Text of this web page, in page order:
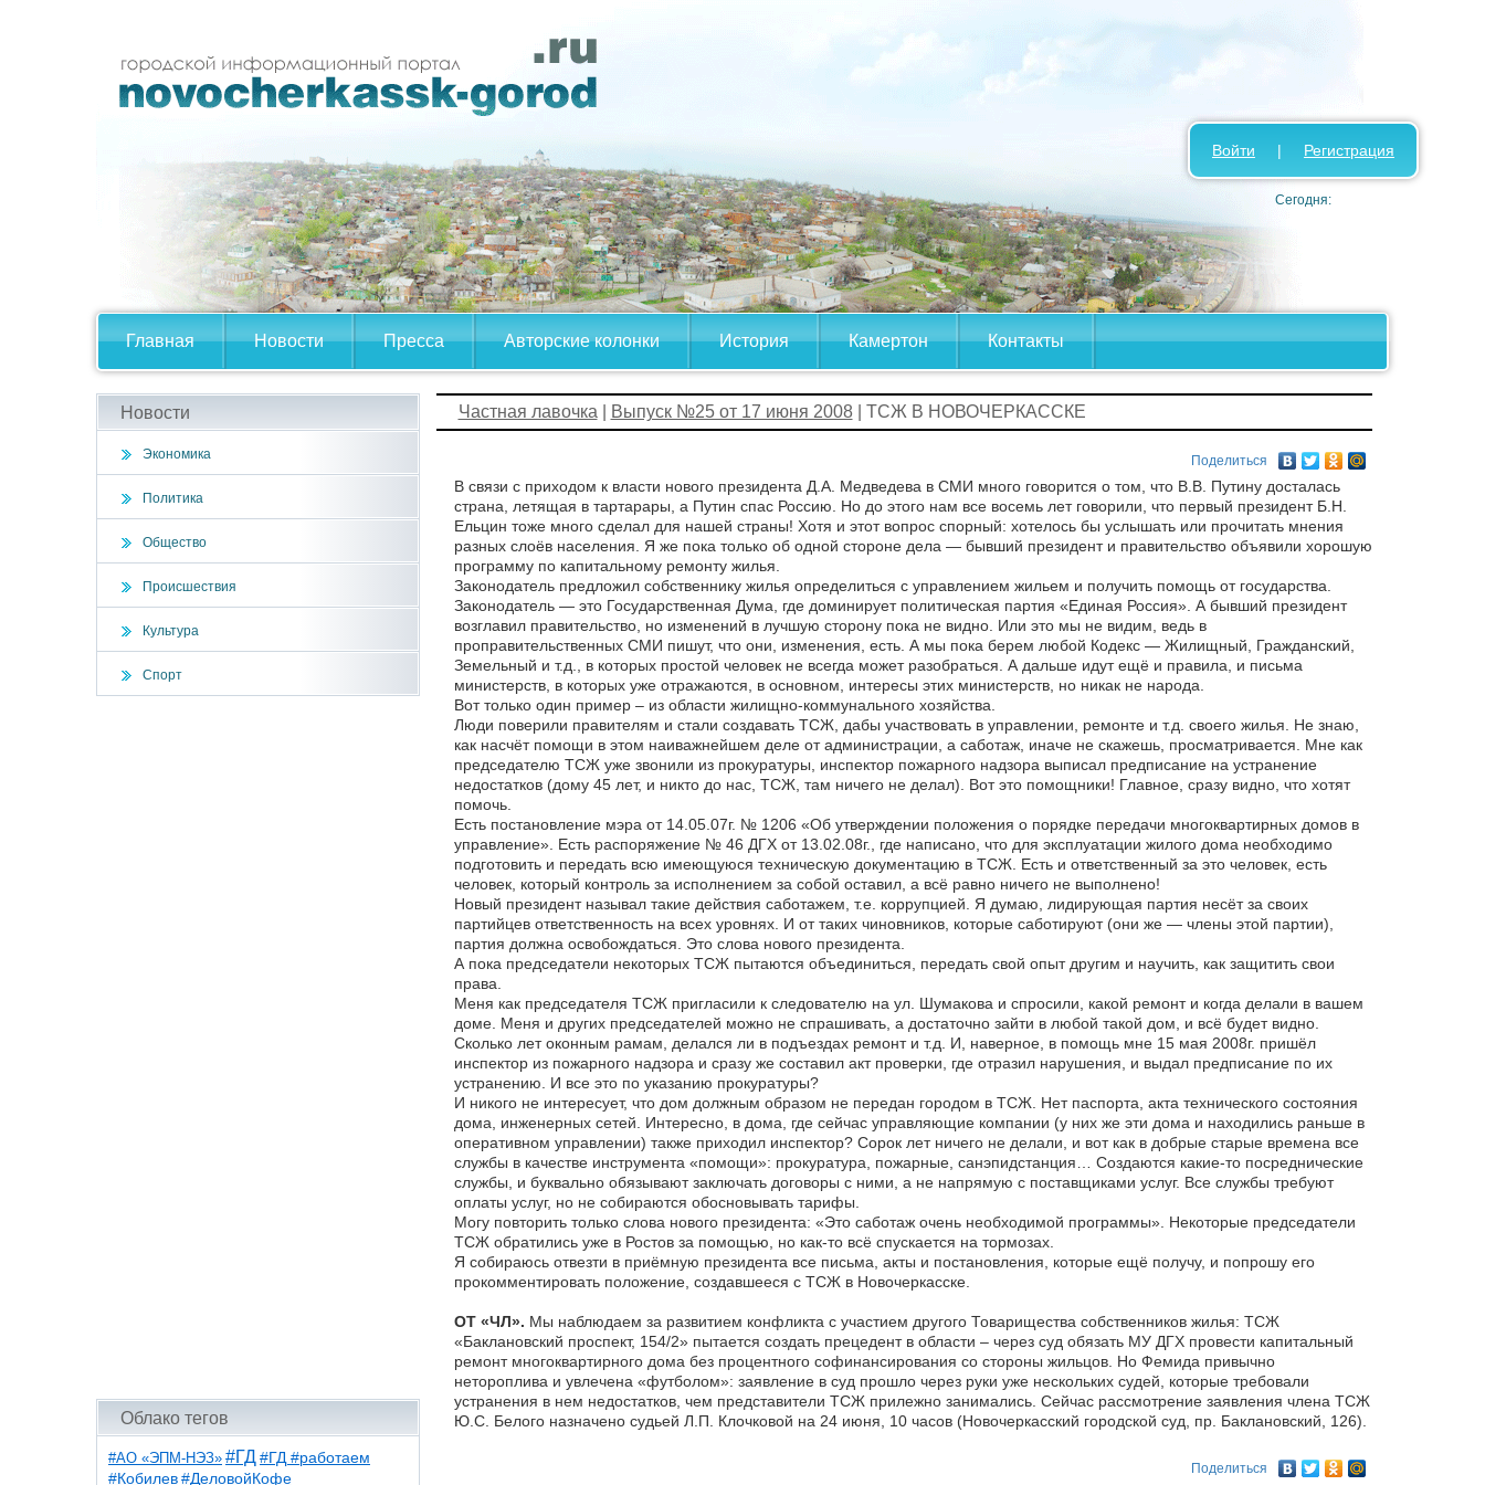
Главная Новости Пресса Авторские колонки История Камертон Контакты
Войти | Регистрация
Сегодня:
Новости
Экономика
Политика
Общество
Происшествия
Культура
Спорт
Облако тегов
#АО «ЭПМ-НЭЗ» #ГД #ГД #работаем
#Кобилев #ДеловойКофе
Частная лавочка Выпуск №25 от 17 июня 2008| ТСЖ В НОВОЧЕРКАССКЕ
Поделиться
В связи с приходом к власти нового президента Д.А. Медведева в СМИ много говорится о том, что В.В. Путину досталась
страна, летящая в тартарары, а Путин спас Россию. Но до этого нам все восемь лет говорили, что первый президент Б.Н.
Ельцин тоже много сделал для нашей страны! Хотя и этот вопрос спорный: хотелось бы услышать или прочитать мнения
разных слоёв населения. Я же пока только об одной стороне дела — бывший президент и правительство объявили хорошую
программу по капитальному ремонту жилья.
Законодатель предложил собственнику жилья определиться с управлением жильем и получить помощь от государства.
Законодатель — это Государственная Дума, где доминирует политическая партия «Единая Россия». А бывший президент
возглавил правительство, но изменений в лучшую сторону пока не видно. Или это мы не видим, ведь в
проправительственных СМИ пишут, что они, изменения, есть. А мы пока берем любой Кодекс — Жилищный, Гражданский,
Земельный и т.д., в которых простой человек не всегда может разобраться. А дальше идут ещё и правила, и письма
министерств, в которых уже отражаются, в основном, интересы этих министерств, но никак не народа.
Вот только один пример – из области жилищно-коммунального хозяйства.
Люди поверили правителям и стали создавать ТСЖ, дабы участвовать в управлении, ремонте и т.д. своего жилья. Не знаю,
как насчёт помощи в этом наиважнейшем деле от администрации, а саботаж, иначе не скажешь, просматривается. Мне как
председателю ТСЖ уже звонили из прокуратуры, инспектор пожарного надзора выписал предписание на устранение
недостатков (дому 45 лет, и никто до нас, ТСЖ, там ничего не делал). Вот это помощники! Главное, сразу видно, что хотят
помочь.
Есть постановление мэра от 14.05.07г. № 1206 «Об утверждении положения о порядке передачи многоквартирных домов в
управление». Есть распоряжение № 46 ДГХ от 13.02.08г., где написано, что для эксплуатации жилого дома необходимо
подготовить и передать всю имеющуюся техническую документацию в ТСЖ. Есть и ответственный за это человек, есть
человек, который контроль за исполнением за собой оставил, а всё равно ничего не выполнено!
Новый президент называл такие действия саботажем, т.е. коррупцией. Я думаю, лидирующая партия несёт за своих
партийцев ответственность на всех уровнях. И от таких чиновников, которые саботируют (они же — члены этой партии),
партия должна освобождаться. Это слова нового президента.
А пока председатели некоторых ТСЖ пытаются объединиться, передать свой опыт другим и научить, как защитить свои
права.
Меня как председателя ТСЖ пригласили к следователю на ул. Шумакова и спросили, какой ремонт и когда делали в вашем
доме. Меня и других председателей можно не спрашивать, а достаточно зайти в любой такой дом, и всё будет видно.
Сколько лет оконным рамам, делался ли в подъездах ремонт и т.д. И, наверное, в помощь мне 15 мая 2008г. пришёл
инспектор из пожарного надзора и сразу же составил акт проверки, где отразил нарушения, и выдал предписание по их
устранению. И все это по указанию прокуратуры?
И никого не интересует, что дом должным образом не передан городом в ТСЖ. Нет паспорта, акта технического состояния
дома, инженерных сетей. Интересно, в дома, где сейчас управляющие компании (у них же эти дома и находились раньше в
оперативном управлении) также приходил инспектор? Сорок лет ничего не делали, и вот как в добрые старые времена все
службы в качестве инструмента «помощи»: прокуратура, пожарные, санэпидстанция… Создаются какие-то посреднические
службы, и буквально обязывают заключать договоры с ними, а не напрямую с поставщиками услуг. Все службы требуют
оплаты услуг, но не собираются обосновывать тарифы.
Могу повторить только слова нового президента: «Это саботаж очень необходимой программы». Некоторые председатели
ТСЖ обратились уже в Ростов за помощью, но как-то всё спускается на тормозах.
Я собираюсь отвезти в приёмную президента все письма, акты и постановления, которые ещё получу, и попрошу его
прокомментировать положение, создавшееся с ТСЖ в Новочеркасске.
ОТ «ЧЛ». Мы наблюдаем за развитием конфликта с участием другого Товарищества собственников жилья: ТСЖ
«Баклановский проспект, 154/2» пытается создать прецедент в области – через суд обязать МУ ДГХ провести капитальный
ремонт многоквартирного дома без процентного софинансирования со стороны жильцов. Но Фемида привычно
нетороплива и увлечена «футболом»: заявление в суд прошло через руки уже нескольких судей, которые требовали
устранения в нем недостатков, чем представители ТСЖ прилежно занимались. Сейчас рассмотрение заявления члена ТСЖ
Ю.С. Белого назначено судьей Л.П. Клочковой на 24 июня, 10 часов (Новочеркасский городской суд, пр. Баклановский, 126).
Поделиться